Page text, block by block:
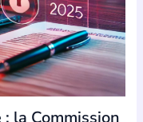
la Commission